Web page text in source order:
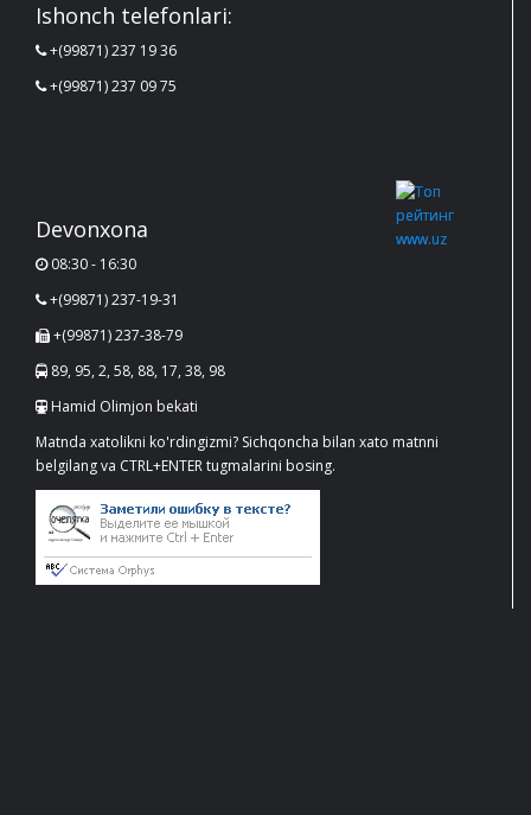
Ishonch telefonlari:
+(99871) 237 19 36
+(99871) 237 09 75
Devonxona
08:30 - 16:30
+(99871) 237-19-31
+(99871) 237-38-79
89, 95, 2, 58, 88, 17, 38, 98
Hamid Olimjon bekati
Matnda xatolikni ko'rdingizmi? Sichqoncha bilan xato matnni
belgilang va CTRL+ENTER tugmalarini bosing.